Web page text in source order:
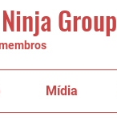
Mídia